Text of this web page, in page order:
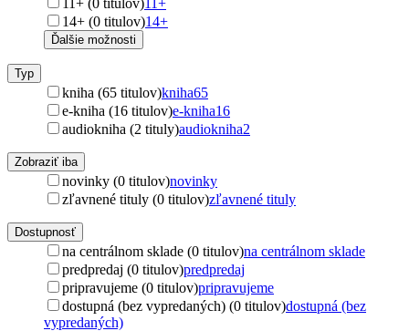
14+ (0 titulov)14+
Ďalšie možnosti
Typ
kniha (65 titulov)kniha65
e-kniha (16 titulov)e-kniha16
audiokniha (2 tituly)audiokniha2
Zobraziť iba
novinky (0 titulov)novinky
zľavnené tituly (0 titulov)zľavnené tituly
Dostupnosť
na centrálnom sklade (0 titulov)na centrálnom sklade
predpredaj (0 titulov)predpredaj
pripravujeme (0 titulov)pripravujeme
dostupná (bez vypredaných) (0 titulov)dostupná (bez
vypredaných)